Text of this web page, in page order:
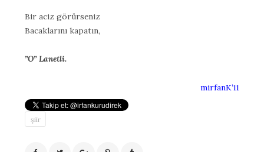
Bir aciz görürseniz
Bacaklarını kapatın,
”O” Lanetli.
mirfanK’11
şiir